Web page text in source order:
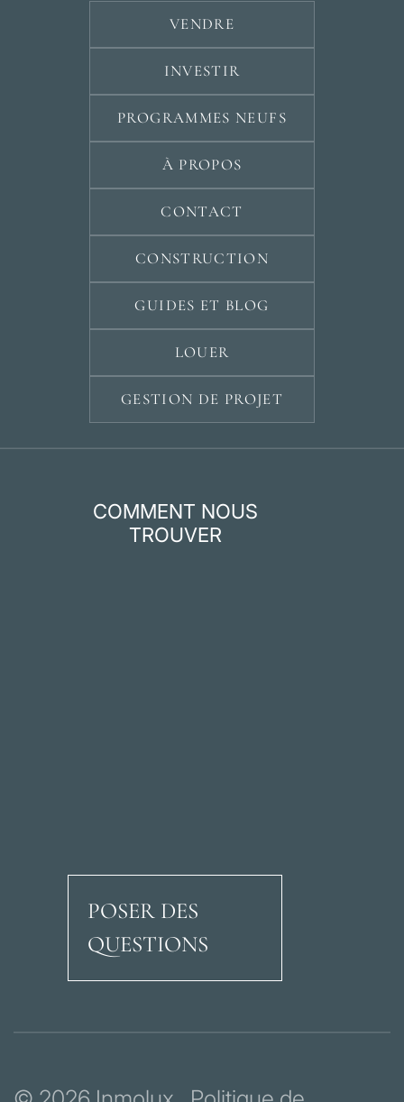
VENDRE
INVESTIR
PROGRAMMES NEUFS
À PROPOS
CONTACT
CONSTRUCTION
GUIDES ET BLOG
LOUER
GESTION DE PROJET
COMMENT NOUS
TROUVER
Avenida Ricardo
POSER DES
QUESTIONS